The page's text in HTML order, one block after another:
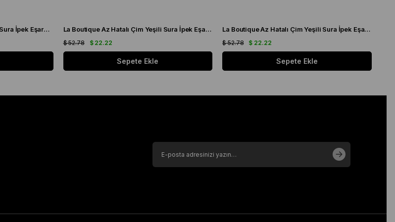
La Boutique Az Hatalı Turuncu Sura İpek Eşarp 24859 La Boutique Az Hatalı Çim Yeşili Sura İpek Eşarp 23289
$ 22.22
$ 52.78
Sepete Ekle
La Boutique Az Hatalı Çim Yeşili Sura İpek Eşarp 23287
$ 22.22
$ 52.78
Sepete Ekle